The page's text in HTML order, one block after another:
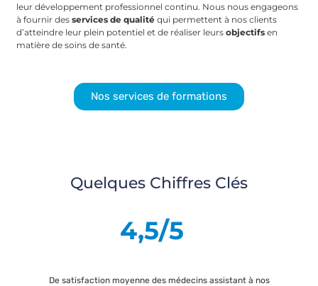
leur développement professionnel continu. Nous nous engageons
à fournir desservices de qualité qui permettent à nos clients
d’atteindre leur plein potentiel et de réaliser leursobjectifs en
matière de soins de santé.
Nos services de formations
Quelques Chiffres Clés
4,5/5
De satisfaction moyenne des médecins assistant à nos